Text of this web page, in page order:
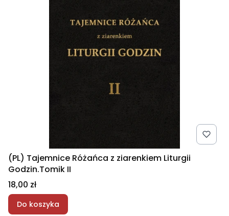
(PL) Tajemnice Różańca z ziarenkiem Liturgii
Godzin.Tomik II
Cena
18,00 zł
Do koszyka